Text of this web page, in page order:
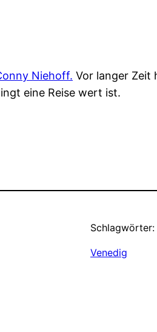
Niehoff. Vor langer Zeit
eine Reise wert ist.
Schlagwörter:
Venedig